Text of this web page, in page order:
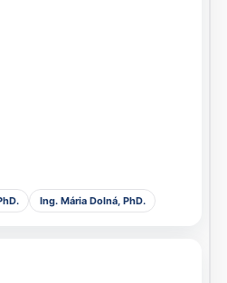
Ing. Mária Dolná, PhD.